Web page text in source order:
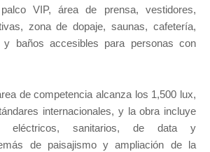
VIP, área de prensa, vestidores,
zona de dopaje, saunas, cafetería,
baños accesibles para personas con
de competencia alcanza los 1,500 lux,
internacionales, y la obra incluye
eléctricos, sanitarios, de data y
de paisajismo y ampliación de la